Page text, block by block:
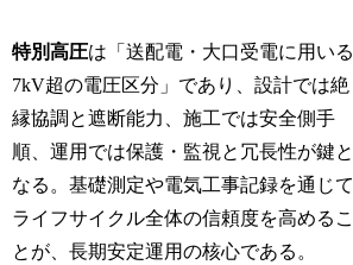
特別高圧は「送配電・大口受電に用いる
7kV超の電圧区分」であり、設計では絶
縁協調と遮断能力、施工では安全側手
順、運用では保護・監視と冗長性が鍵と
なる。基礎測定や電気工事記録を通じて
ライフサイクル全体の信頼度を高めるこ
とが、長期安定運用の核心である。